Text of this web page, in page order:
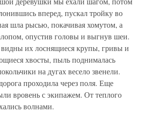
вперед, пускал тройку во
шла рысью, покачивая хомутом, а
опустив головы и выгнув шеи.
их лоснящиеся крупы, гривы и
хвосты, пыль поднималась
на дугах весело звенели.
проходила через поля. Еще
вровень с экипажем. От теплого
волнами.